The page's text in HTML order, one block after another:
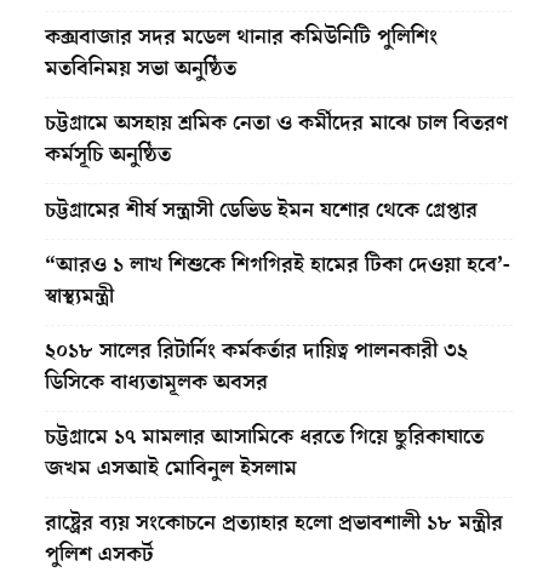
কক্সবাজার সদর মডেল থানার কমিউনিটি পুলিশিং
মতবিনিময় সভা অনুষ্ঠিত
চট্টগ্রামে অসহায় শ্রমিক নেতা ও কর্মীদের মাঝে চাল বিতরণ
কর্মসূচি অনুষ্ঠিত
চট্টগ্রামের শীর্ষ সন্ত্রাসী ডেভিড ইমন যশোর থেকে গ্রেপ্তার
“আরও ১ লাখ শিশুকে শিগগিরই হামের টিকা দেওয়া হবে’-
স্বাস্থ্যমন্ত্রী
২০১৮ সালের রিটার্নিং কর্মকর্তার দায়িত্ব পালনকারী ৩২
ডিসিকে বাধ্যতামূলক অবসর
চট্টগ্রামে ১৭ মামলার আসামিকে ধরতে গিয়ে ছুরিকাঘাতে
জখম এসআই মোবিনুল ইসলাম
রাষ্ট্রের ব্যয় সংকোচনে প্রত্যাহার হলো প্রভাবশালী ১৮ মন্ত্রীর
পুলিশ এসকর্ট